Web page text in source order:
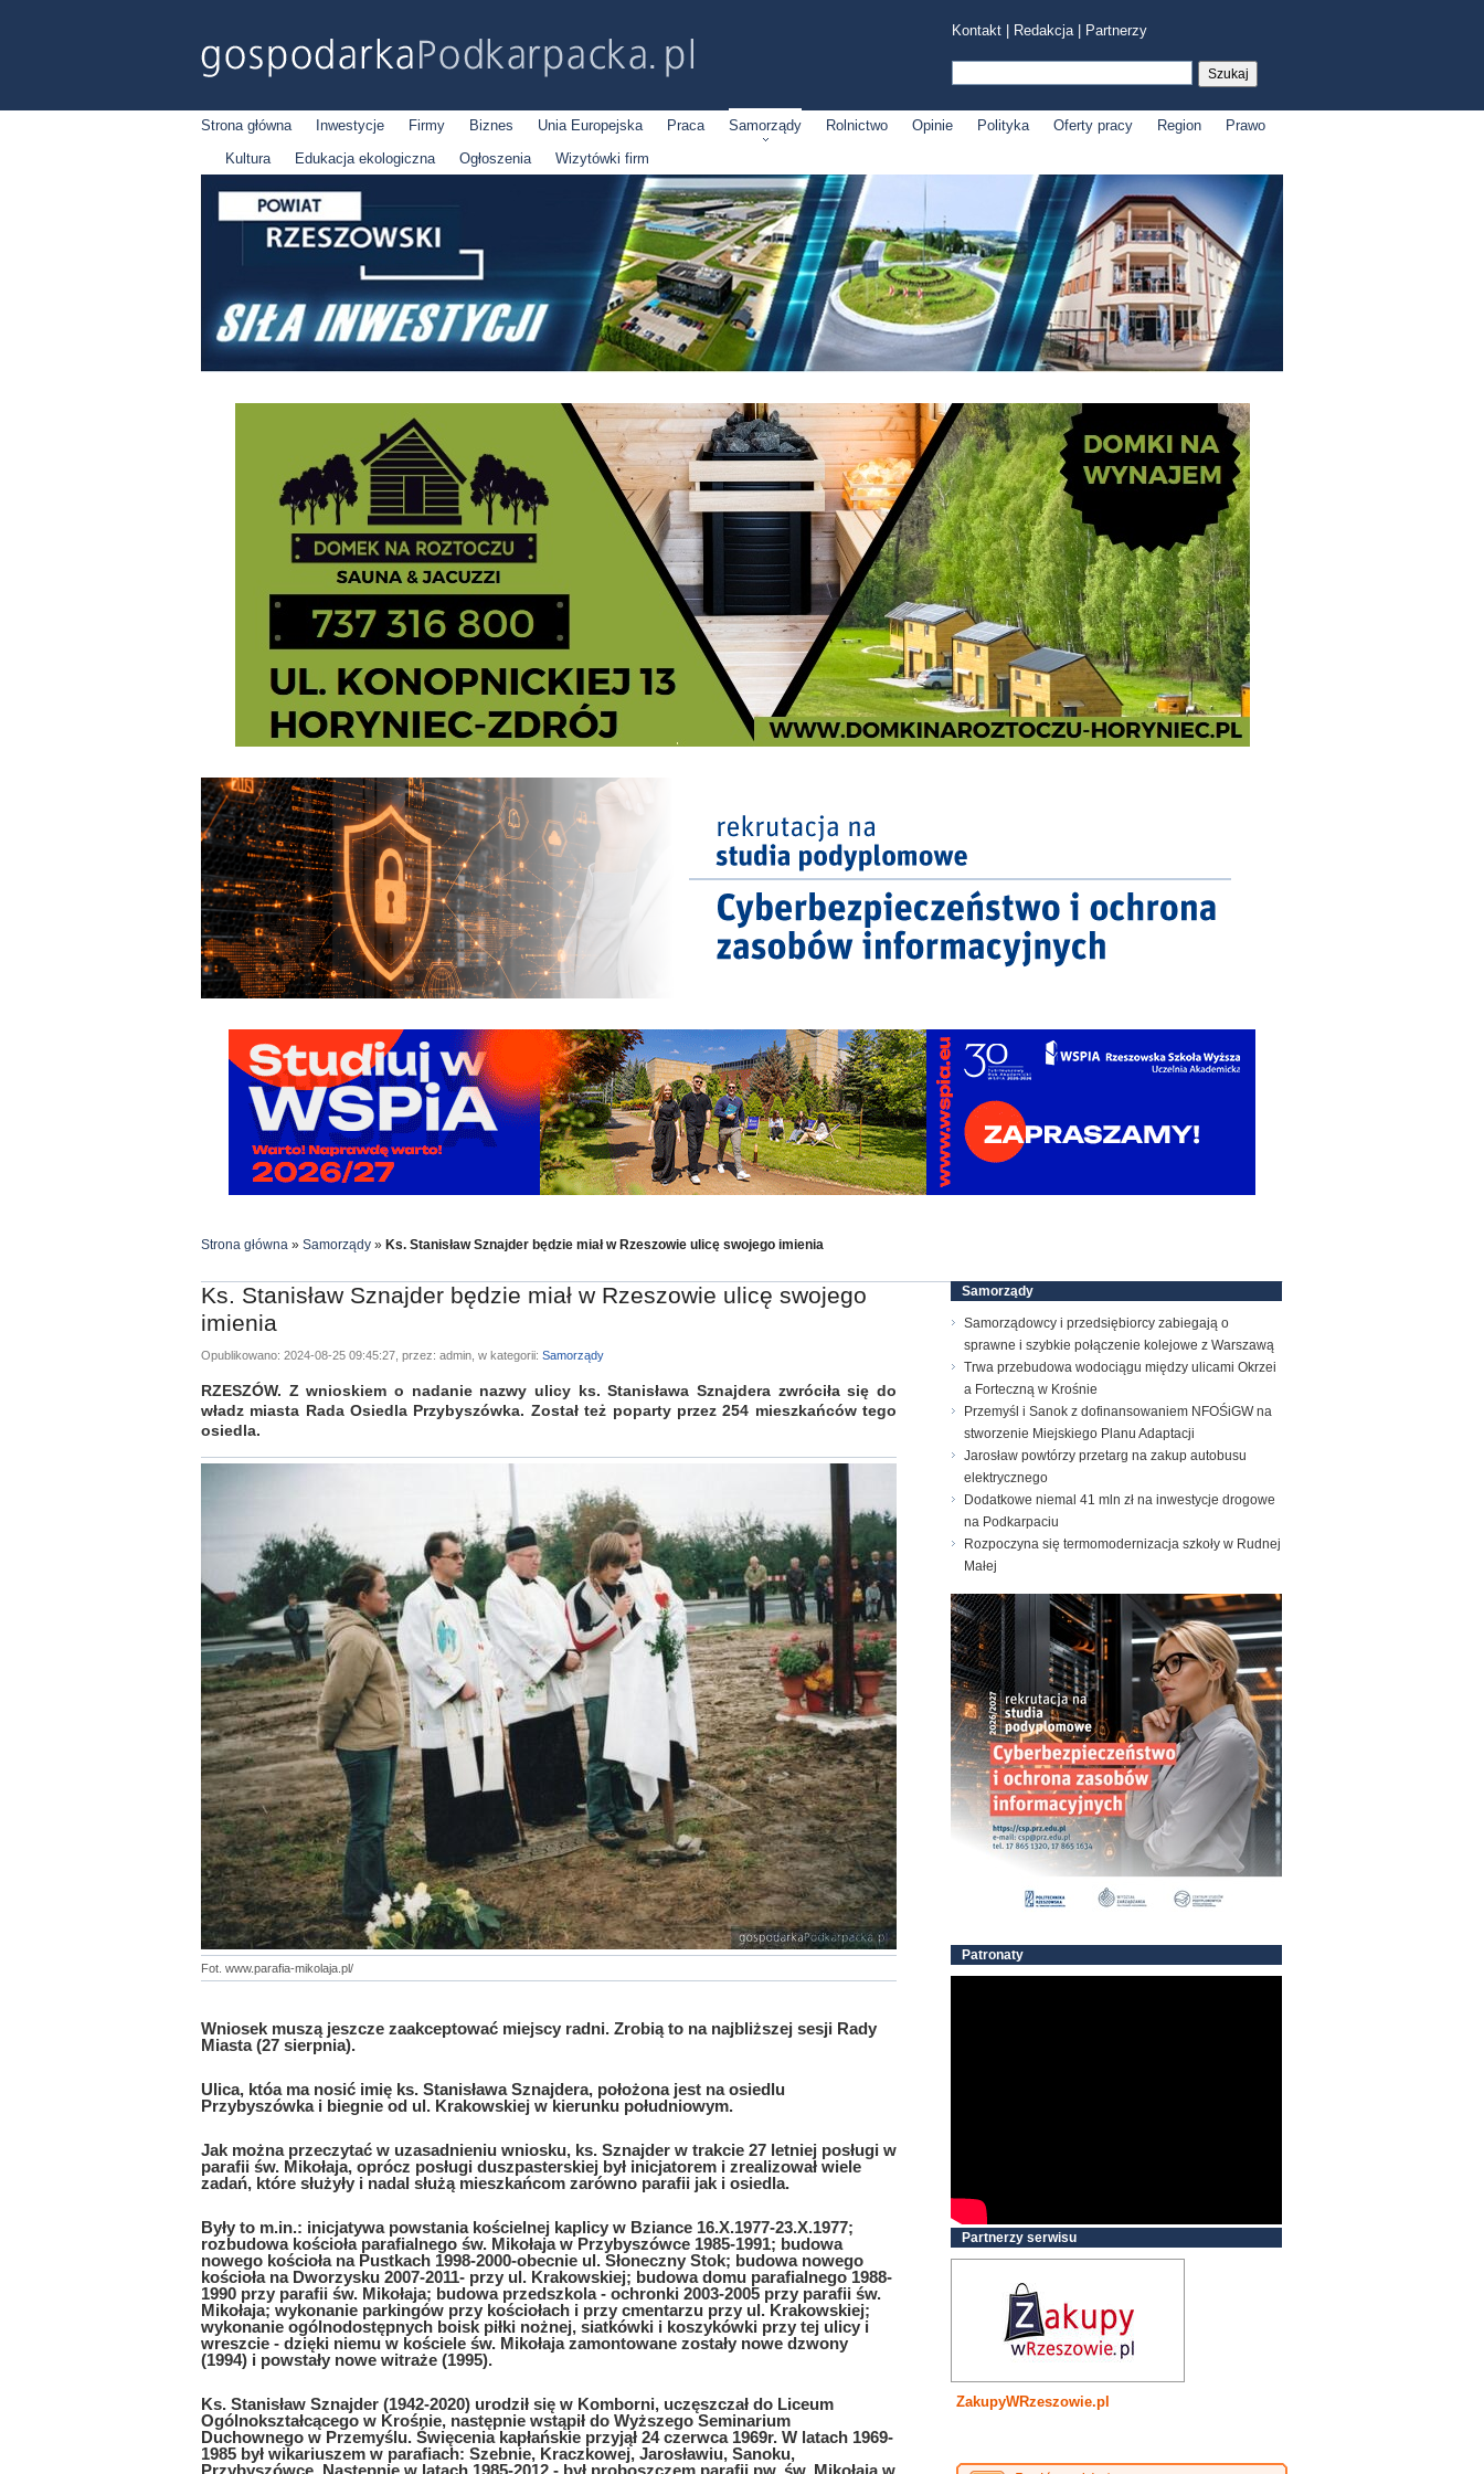
Kontakt Redakcja| Partnerzy
Strona główna Inwestycje Firmy Biznes Unia Europejska Praca Samorządy Rolnictwo Opinie Polityka Oferty pracy Region
Prawo
Kultura
Edukacja ekologiczna Ogłoszenia Wizytówki firm
Strona główna » Samorządy » Ks. Stanisław Sznajder będzie miał w Rzeszowie ulicę swojego imienia
Ks. Stanisław Sznajder będzie miał w Rzeszowie ulicę swojego
imienia
Opublikowano: 2024-08-25 09:45:27, przez: admin, w kategorii: Samorządy
RZESZÓW. Z wnioskiem o nadanie nazwy ulicy ks. Stanisława Sznajdera zwróciła się do
władz miasta Rada Osiedla Przybyszówka. Został też poparty przez 254 mieszkańców tego
osiedla.
Fot. www.parafia-mikolaja.pl/
Wniosek muszą jeszcze zaakceptować miejscy radni. Zrobią to na najbliższej sesji Rady
Miasta (27 sierpnia).
Ulica, któa ma nosić imię ks. Stanisława Sznajdera, położona jest na osiedlu
Przybyszówka i biegnie od ul. Krakowskiej w kierunku południowym.
Jak można przeczytać w uzasadnieniu wniosku, ks. Sznajder w trakcie 27 letniej posługi w
parafii św. Mikołaja, oprócz posługi duszpasterskiej był inicjatorem i zrealizował wiele
zadań, które służyły i nadal służą mieszkańcom zarówno parafii jak i osiedla.
Były to m.in.: inicjatywa powstania kościelnej kaplicy w Bziance 16.X.1977-23.X.1977;
rozbudowa kościoła parafialnego św. Mikołaja w Przybyszówce 1985-1991; budowa
nowego kościoła na Pustkach 1998-2000-obecnie ul. Słoneczny Stok; budowa nowego
kościoła na Dworzysku 2007-2011- przy ul. Krakowskiej; budowa domu parafialnego 1988-
1990 przy parafii św. Mikołaja; budowa przedszkola - ochronki 2003-2005 przy parafii św.
Mikołaja; wykonanie parkingów przy kościołach i przy cmentarzu przy ul. Krakowskiej;
wykonanie ogólnodostępnych boisk piłki nożnej, siatkówki i koszykówki przy tej ulicy i
wreszcie - dzięki niemu w kościele św. Mikołaja zamontowane zostały nowe dzwony
(1994) i powstały nowe witraże (1995).
Ks. Stanisław Sznajder (1942-2020) urodził się w Komborni, uczęszczał do Liceum
Ogólnokształcącego w Krośnie, następnie wstąpił do Wyższego Seminarium
Duchownego w Przemyślu. Święcenia kapłańskie przyjął 24 czerwca 1969r. W latach 1969-
1985 był wikariuszem w parafiach: Szebnie, Kraczkowej, Jarosławiu, Sanoku,
Przybyszówce. Następnie w latach 1985-2012 - był proboszczem parafii pw. św. Mikołaja w
Samorządy
Samorządowcy i przedsiębiorcy zabiegają o
sprawne i szybkie połączenie kolejowe z Warszawą
Trwa przebudowa wodociągu między ulicami Okrzei
a Forteczną w Krośnie
Przemyśl i Sanok z dofinansowaniem NFOŚiGW na
stworzenie Miejskiego Planu Adaptacji
Jarosław powtórzy przetarg na zakup autobusu
elektrycznego
Dodatkowe niemal 41 mln zł na inwestycje drogowe
na Podkarpaciu
Rozpoczyna się termomodernizacja szkoły w Rudnej
Małej
Patronaty
Partnerzy serwisu
ZakupyWRzeszowie.pl